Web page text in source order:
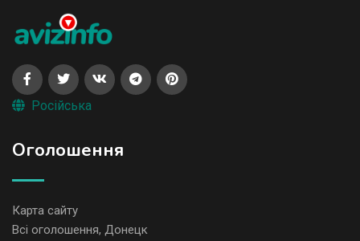
Російська
Оголошення
Карта сайту
Всі оголошення, Донецк